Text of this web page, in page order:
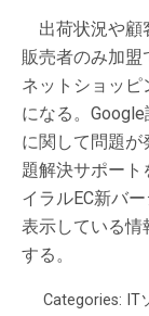
出荷状況や顧
販売者のみ加盟
ネットショッ
になる。
に関して問題
題解決サポート
イラルEC新バ
表示している情
する。
Categories: IT